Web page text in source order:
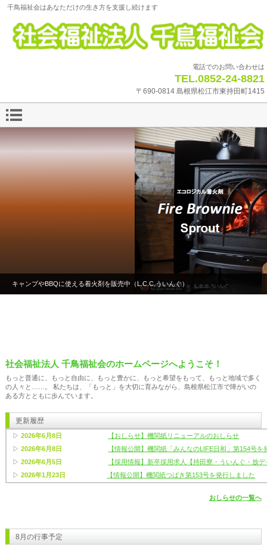
千鳥福祉会はあなただけの生き方を支援し続けます
電話でのお問い合わせは
TEL.0852-24-8821
〒690-0814 島根県松江市東持田町1415
キャンプやBBQに使える着火剤を販売中（L.C.C.ういんぐ）
社会福祉法人 千鳥福祉会のホームページへようこそ！
もっと普通に、もっと自由に、もっと豊かに、もっと希望をもって、もっと地域で多く
の人々と……。 私たちは、「もっと」を大切に育みながら、島根県松江市で障がいの
ある方とともに歩んでいます。
更新履歴
▷ 2026年6月8日
【おしらせ】機関紙リニューアルのおしらせ
▷ 2026年6月8日
【情報公開】機関紙「みんなのLIFE日和」第154号を
▷ 2026年6月5日
【採用情報】新卒採用求人【持田寮・ういんぐ・放デ
▷ 2026年1月23日
【情報公開】機関紙つばき第153号を発行しました
【情報公開】機関紙つばき第152号を発行しました
▷2025年5月30日【情報公開】機関紙つばき第151号を発行しました
▷2025年5月12日
おしらせの一覧へ
8月の行事予定